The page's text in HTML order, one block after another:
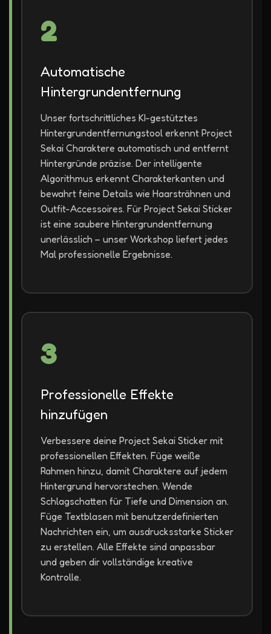
2
Automatische
Hintergrundentfernung
Unser fortschrittliches KI-gestütztes
Hintergrundentfernungstool erkennt Project
Sekai Charaktere automatisch und entfernt
Hintergründe präzise. Der intelligente
Algorithmus erkennt Charakterkanten und
bewahrt feine Details wie Haarsträhnen und
Outfit-Accessoires. Für Project Sekai Sticker
ist eine saubere Hintergrundentfernung
unerlässlich – unser Workshop liefert jedes
Mal professionelle Ergebnisse.
3
Professionelle Effekte
hinzufügen
Verbessere deine Project Sekai Sticker mit
professionellen Effekten. Füge weiße
Rahmen hinzu, damit Charaktere auf jedem
Hintergrund hervorstechen. Wende
Schlagschatten für Tiefe und Dimension an.
Füge Textblasen mit benutzerdefinierten
Nachrichten ein, um ausdrucksstarke Sticker
zu erstellen. Alle Effekte sind anpassbar
und geben dir vollständige kreative
Kontrolle.